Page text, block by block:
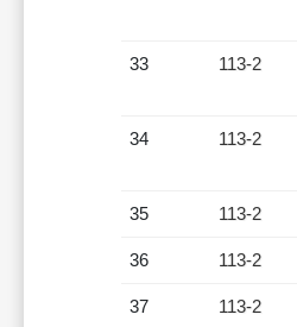
33 113-2
34 113-2
35 113-2
36 113-2
37 113-2